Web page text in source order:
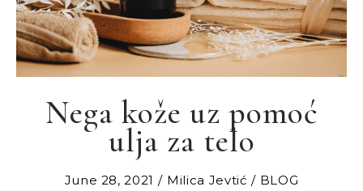
Nega kože uz pomoć
ulja za telo
June 28, 2021 Milica Jevtić
BLOG